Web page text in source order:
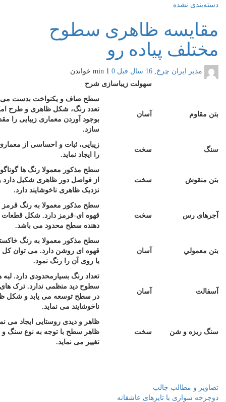
نشده
ظاهری سطوح
پياده رو
ایران چرخ, 16 سال قبل 0
1 min
خواندن
سهولت زیباسازی شرح
سطح صاف و یکنواخت بدست می آید.
تعدد رنگ، شکل ظاهری و طرح امکان
بوجود آوردن معماری زیبایی را مقدور
زیبایی، ثبات و احساسی از معماری قدیمی
را ایجاد نماید.
سطح مذکور معمولا رنگ ها گوناگونی دارد.
از فواصل دور ظاهری شکیل دارد ولی از
نزدیک ظاهری ناخوشایند دارد.
رس
سطح مذکور معمولا به رنگ قرمز تیره و
قهوه ای-قرمز دارد. شکل قطعات تشکیل
دهنده سطح محدود می باشد.
سطح مذکور معمولا به رنگ خاکستری و
قهوه ای روشن دارد. می توان کل سطح و
یا روی آن را رنگ نمود.
تعداد رنگ بسیارمحدودی دارد. لبه های
سطوح دید منظمی ندارد. ترک های موجود
در سطح توسعه می یابد و شکل ظاهری را
ناخوشایند می نماید.
و شن سخت
ظاهر و دیدی روستایی ایجاد می نماید.
ظاهر سطح با توجه به نوع سنگ و رنگ آن
تغییر می نماید.
و مطالب جالب
سواری با تایرهای عاشقانه